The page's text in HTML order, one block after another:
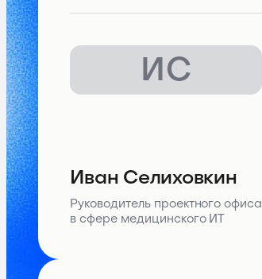
ИС
Иван Селиховкин
Руководитель проектного офиса
в сфере медицинского ИТ